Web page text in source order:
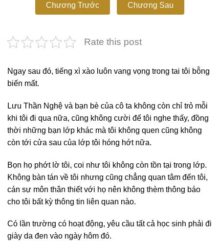
Chương Trước Chương Sau
Rate this post
Ngay sau đó, tiếng xì xào luôn vang vọng trong tai tôi bỗng
biến mất.
Lưu Thần Nghệ và bạn bè của cô ta không còn chỉ trỏ mỗi
khi tôi đi qua nữa, cũng không cười để tôi nghe thấy, đồng
thời những bạn lớp khác mà tôi không quen cũng không
còn tới cửa sau của lớp tôi hóng hớt nữa.
Bọn họ phớt lờ tôi, coi như tôi không còn tồn tại trong lớp.
Không bàn tán về tôi nhưng cũng chẳng quan tâm đến tôi,
cán sự môn thân thiết với họ nên không thèm thông báo
cho tôi bất kỳ thông tin liên quan nào.
Có lần trường có hoạt động, yêu cầu tất cả học sinh phải đi
giày da đen vào ngày hôm đó.